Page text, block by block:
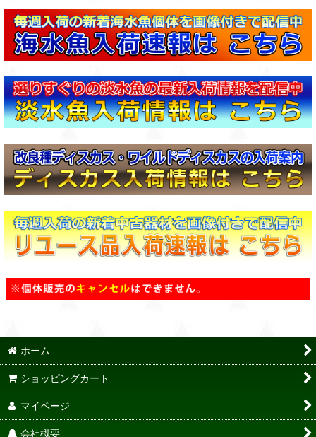
ホーム
ショッピングカート
マイページ
会社概要